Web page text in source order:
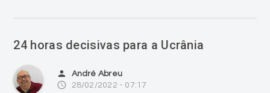
24 horas decisivas para a Ucrânia
person André Abreu
access_time 28/02/2022 - 07:17